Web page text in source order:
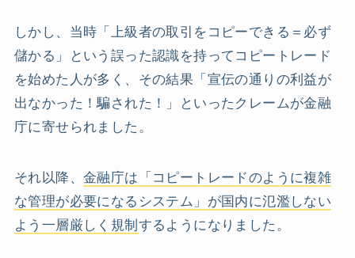
しかし、当時「上級者の取引をコピーできる＝必ず
儲かる」という誤った認識を持ってコピートレード
を始めた人が多く、その結果「宣伝の通りの利益が
出なかった！騙された！」といったクレームが金融
庁に寄せられました。
それ以降、 金融庁は「コピートレードのように複雑
な管理が必要になるシステム」が国内に氾濫しない
よう一層厳しく規制 するようになりました。